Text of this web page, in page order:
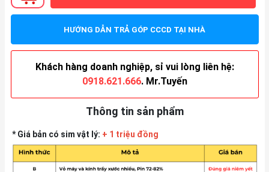
HƯỚNG DẪN TRẢ GÓP CCCD TẠI NHÀ
Khách hàng doanh nghiệp, sỉ vui lòng liên hệ:
0918.621.666. Mr.Tuyến
Thông tin sản phẩm
* Giá bản có sim vật lý: + 1 triệu đồng